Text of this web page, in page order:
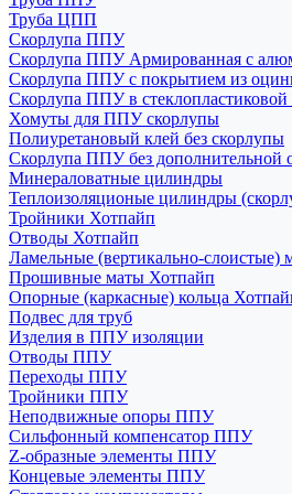
Труба ЦПП
Скорлупа ППУ
Скорлупа ППУ Армированная с
Скорлупа ППУ с покрытием из
Скорлупа ППУ в стеклопластиковой
Хомуты для ППУ скорлупы
Полиуретановый клей без скорлупы
Скорлупа ППУ без дополнительной
Минераловатные цилиндры
Теплоизоляционые цилиндры
Тройники Хотпайп
Отводы Хотпайп
Ламельные (вертикально-слоистые)
Прошивные маты Хотпайп
Опорные (каркасные) кольца
Подвес для труб
Изделия в ППУ изоляции
Отводы ППУ
Переходы ППУ
Тройники ППУ
Неподвижные опоры ППУ
Cильфонный компенсатор ППУ
Z-образные элементы ППУ
Концевые элементы ППУ